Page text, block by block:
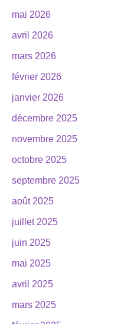
mai 2026
avril 2026
mars 2026
février 2026
janvier 2026
décembre 2025
novembre 2025
octobre 2025
septembre 2025
août 2025
juillet 2025
juin 2025
mai 2025
avril 2025
mars 2025